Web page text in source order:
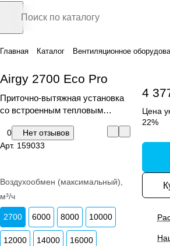
Главная Каталог Вентиляционное
Airgy 2700 Eco Pro
Приточно-вытяжная установка
со встроенным тепловым
рекуператором и пультом
управления
0
Нет отзывов
Арт. 159033
Воздухообмен (максимальный),
м³/ч
2700 6000 8000 10000
12000 14000 16000
4
Цена
22%